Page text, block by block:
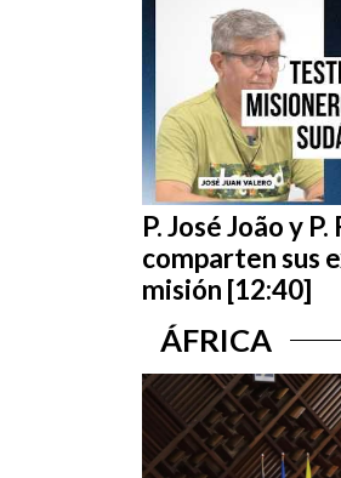
P. José João y
comparten sus
misión [12:40]
ÁFRICA